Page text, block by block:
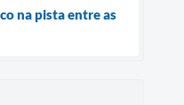
na pista entre as